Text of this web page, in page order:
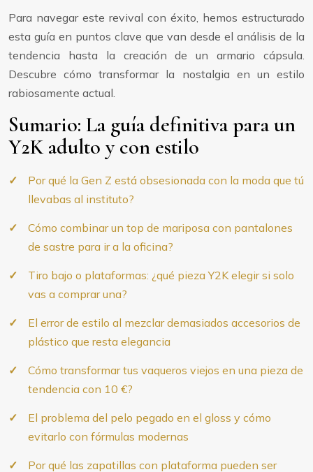
Para navegar este revival con éxito, hemos estructurado
esta guía en puntos clave que van desde el análisis de la
tendencia hasta la creación de un armario cápsula.
Descubre cómo transformar la nostalgia en un estilo
rabiosamente actual.
Sumario: La guía definitiva para un
Y2K adulto y con estilo
Por qué la Gen Z está obsesionada con la moda que tú
llevabas al instituto?
Cómo combinar un top de mariposa con pantalones
de sastre para ir a la oficina?
Tiro bajo o plataformas: ¿qué pieza Y2K elegir si solo
vas a comprar una?
El error de estilo al mezclar demasiados accesorios de
plástico que resta elegancia
Cómo transformar tus vaqueros viejos en una pieza de
tendencia con 10 €?
El problema del pelo pegado en el gloss y cómo
evitarlo con fórmulas modernas
Por qué las zapatillas con plataforma pueden ser